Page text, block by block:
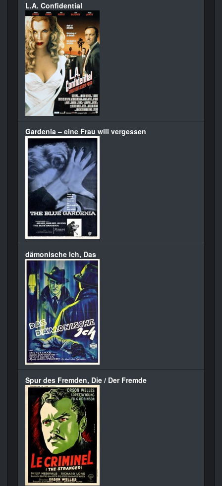
L.A. Confidential
Gardenia – eine Frau will vergessen
dämonische Ich, Das
Spur des Fremden, Die / Der Fremde